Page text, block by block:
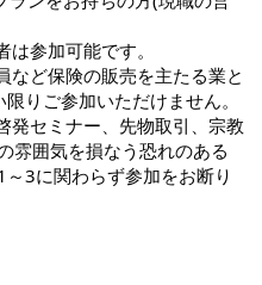
参加可能です。
ど保険の販売を主たる業と
りご参加いただけません。
セミナー、先物取引、宗教
雰囲気を損なう恐れのある
3に関わらず参加をお断り